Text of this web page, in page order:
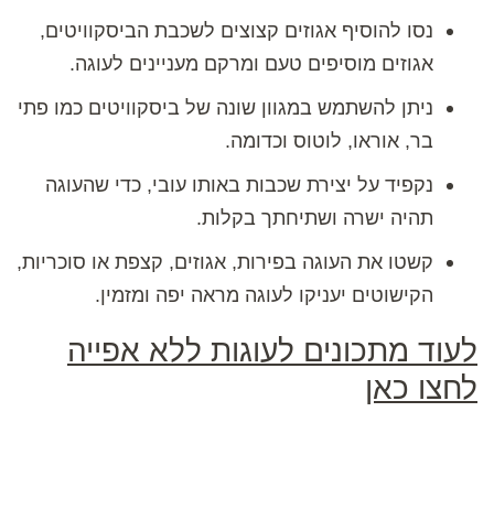
נסו להוסיף אגוזים קצוצים לשכבת הביסקוויטים,
אגוזים מוסיפים טעם ומרקם מעניינים לעוגה.
ניתן להשתמש במגוון שונה של ביסקוויטים כמו פתי
בר, אוראו, לוטוס וכדומה.
נקפיד על יצירת שכבות באותו עובי, כדי שהעוגה
תהיה ישרה ושתיחתך בקלות.
קשטו את העוגה בפירות, אגוזים, קצפת או סוכריות,
הקישוטים יעניקו לעוגה מראה יפה ומזמין.
לעוד מתכונים לעוגות ללא אפייה
לחצו כאן